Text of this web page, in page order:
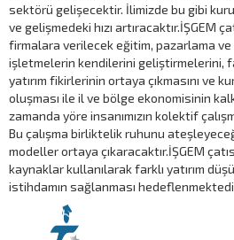
sektörü gelişecektir. İlimizde bu gibi
ve gelişmedeki hızı artıracaktır.İŞGEM
firmalara verilecek eğitim, pazarlama ve
işletmelerin kendilerini geliştirmelerini,
yatırım fikirlerinin ortaya çıkmasını ve
oluşması ile il ve bölge ekonomisinin
zamanda yöre insanımızın kolektif
Bu çalışma birliktelik ruhunu
modeller ortaya çıkaracaktır.İŞGEM
kaynaklar kullanılarak farklı yatırım
istihdamın sağlanması